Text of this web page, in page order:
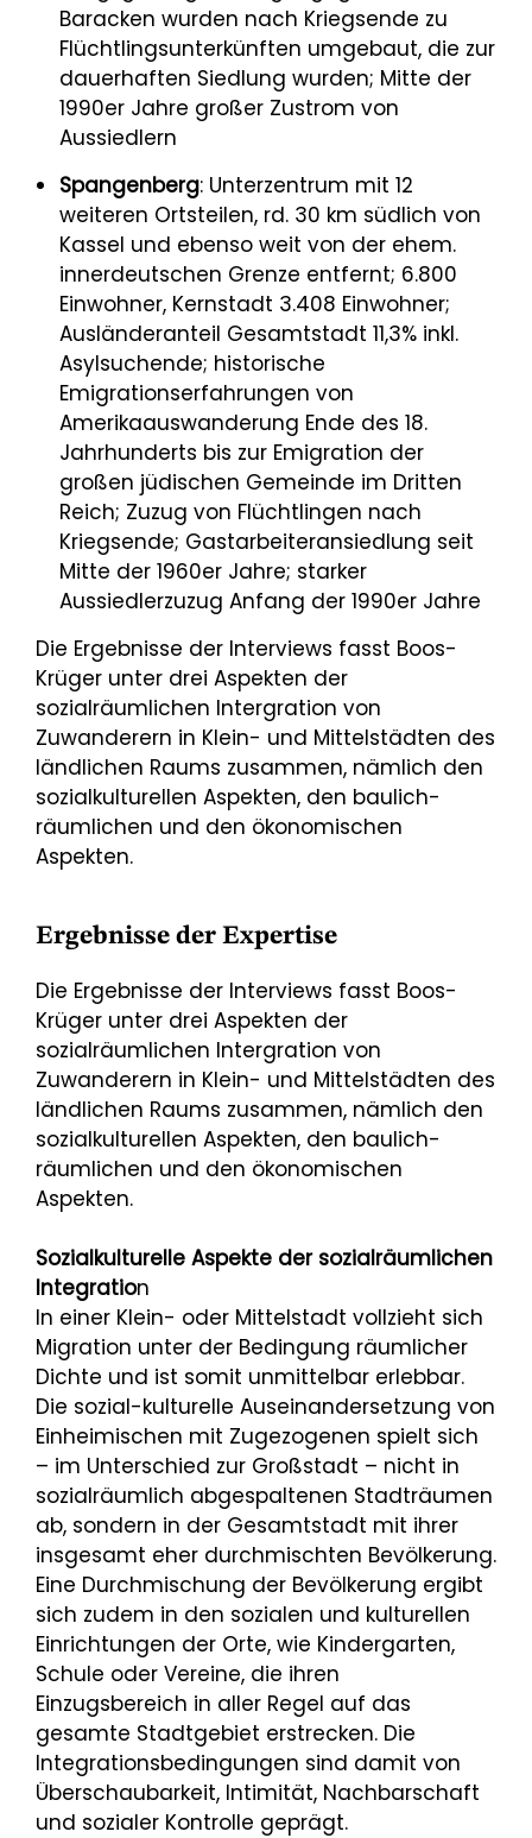
Baracken wurden nach Kriegsende zu
Flüchtlingsunterkünften umgebaut, die zur
dauerhaften Siedlung wurden; Mitte der
1990er Jahre großer Zustrom von
Aussiedlern
Spangenberg: Unterzentrum mit 12
weiteren Ortsteilen, rd. 30 km südlich von
Kassel und ebenso weit von der ehem.
innerdeutschen Grenze entfernt; 6.800
Einwohner, Kernstadt 3.408 Einwohner;
Ausländeranteil Gesamtstadt 11,3% inkl.
Asylsuchende; historische
Emigrationserfahrungen von
Amerikaauswanderung Ende des 18.
Jahrhunderts bis zur Emigration der
großen jüdischen Gemeinde im Dritten
Reich; Zuzug von Flüchtlingen nach
Kriegsende; Gastarbeiteransiedlung seit
Mitte der 1960er Jahre; starker
Aussiedlerzuzug Anfang der 1990er Jahre
Die Ergebnisse der Interviews fasst Boos-
Krüger unter drei Aspekten der
sozialräumlichen Intergration von
Zuwanderern in Klein- und Mittelstädten des
ländlichen Raums zusammen, nämlich den
sozialkulturellen Aspekten, den baulich-
räumlichen und den ökonomischen
Aspekten.
Ergebnisse der Expertise
Die Ergebnisse der Interviews fasst Boos-
Krüger unter drei Aspekten der
sozialräumlichen Intergration von
Zuwanderern in Klein- und Mittelstädten des
ländlichen Raums zusammen, nämlich den
sozialkulturellen Aspekten, den baulich-
räumlichen und den ökonomischen
Aspekten.
Sozialkulturelle Aspekte der sozialräumlichen
Integration
In einer Klein- oder Mittelstadt vollzieht sich
Migration unter der Bedingung räumlicher
Dichte und ist somit unmittelbar erlebbar.
Die sozial-kulturelle Auseinandersetzung von
Einheimischen mit Zugezogenen spielt sich
– im Unterschied zur Großstadt – nicht in
sozialräumlich abgespaltenen Stadträumen
ab, sondern in der Gesamtstadt mit ihrer
insgesamt eher durchmischten Bevölkerung.
Eine Durchmischung der Bevölkerung ergibt
sich zudem in den sozialen und kulturellen
Einrichtungen der Orte, wie Kindergarten,
Schule oder Vereine, die ihren
Einzugsbereich in aller Regel auf das
gesamte Stadtgebiet erstrecken. Die
Integrationsbedingungen sind damit von
Überschaubarkeit, Intimität, Nachbarschaft
und sozialer Kontrolle geprägt.